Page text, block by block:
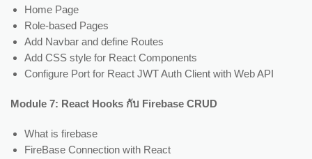
Home Page
Role-based Pages
Add Navbar and define Routes
Add CSS style for React Components
Configure Port for React JWT Auth Client with Web API
Module 7: React Hooks กับ Firebase CRUD
What is firebase
FireBase Connection with React